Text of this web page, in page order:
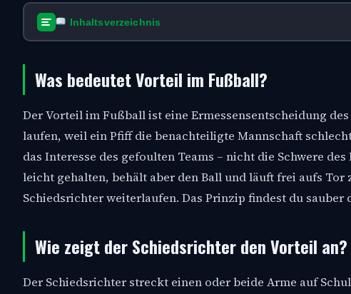
Inhaltsverzeichnis
Was bedeutet Vorteil im Fußball?
Der Vorteil im Fußball ist eine Ermessensentscheidung
laufen, weil ein Pfiff die benachteiligte Mannschaft
das Interesse des gefoulten Teams – nicht die Schwere
leicht gehalten, behält aber den Ball und läuft frei aufs
Schiedsrichter weiterlaufen. Das Prinzip findest du
Wie zeigt der Schiedsrichter den Vorteil an?
Der Schiedsrichter streckt einen oder beide Arme auf